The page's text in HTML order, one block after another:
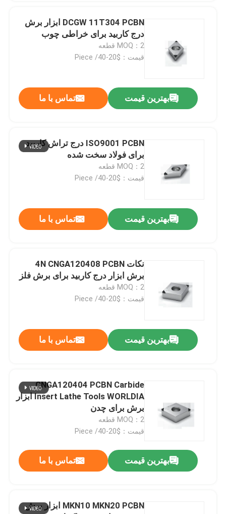
دربارهی ما
کارخانه تور
همه موارد
درج برش PCD
درج CVD
ابزارهای برش PCBN
ابزار کاربید جامد
DCGW 11T304 PCBN ابزار برش
درج کاربید برای خراطی چوب
MOQ：2 قطعه
قیمت：$20-40/ Piece
بهترین قیمت تماس با ما
ISO9001 PCBN درج تراش کاربید
برای فولاد سخت شده
MOQ：2 قطعه
قیمت：$20-40/ Piece
بهترین قیمت تماس با ما
نکات 4N CNGA120408 PCBN
برش ابزار درج کاربید برای برش فلز
MOQ：2 قطعه
قیمت：$20-40/ Piece
بهترین قیمت تماس با ما
CNGA120404 PCBN Carbide
Insert Lathe Tools WORLDIA ابزار
برش برای چدن
MOQ：2 قطعه
قیمت：$20-40/ Piece
بهترین قیمت تماس با ما
MKN10 MKN20 PCBN ابزار برش